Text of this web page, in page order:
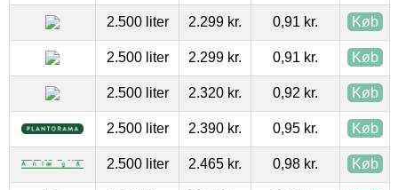
2.500 liter 2.299 kr. 0,91 kr. Køb
2.500 liter 2.299 kr. 0,91 kr. Køb
2.500 liter 2.320 kr. 0,92 kr. Køb
2.500 liter 2.390 kr. 0,95 kr. Køb
2.500 liter 2.465 kr. 0,98 kr. Køb